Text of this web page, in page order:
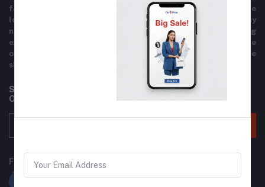
fashion to home essentials and beauty items. Whether you're
looking for the latest gadgets, stylish apparel, or everyday
necessities, Our One Shop provides a seamless shopping
experience with competitive prices and fast delivery. Explore
our diverse product categories and enjoy the ease of online
shopping with just a few clicks.
Subscribe to our newsletter for regular updates about
Offers, Coupons & more
FOLLOW US